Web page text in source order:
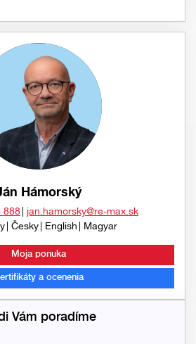
Hámorský
888
jan.hamorsky@re-max.sk
Česky English Magyar
Moja ponuka
a ocenenia
Vám poradíme